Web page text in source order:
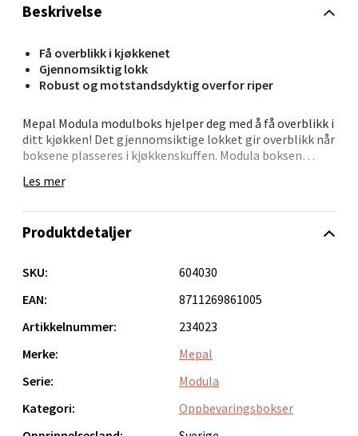
Beskrivelse
Få overblikk i kjøkkenet
Gjennomsiktig lokk
Robust og motstandsdyktig overfor riper
Mepal Modula modulboks hjelper deg med å få overblikk i
ditt kjøkken! Det gjennomsiktige lokket gir overblikk når
boksene plasseres i kjøkkenskuffen. Modula boksen
gis for godt design, mens plus'et gis når produktet har
motstandsdyktig overfor riper. Egnet for
Modula oppbevaringsboks med enkel hvit kant på lokket.
enkelt å se innholdet.
Les mer
Produktdetaljer
SKU:
604030
EAN:
8711269861005
Artikkelnummer:
234023
Merke:
Mepal
Serie:
Modula
Kategori:
Oppbevaringsbokser
Narvik - Thon Senter Malmporten
Bolagsgata 1, 8514 Narvik
Åpent i dag 10-20
Velg
Bergen - Oasen Senter
Åpent i dag 10-21